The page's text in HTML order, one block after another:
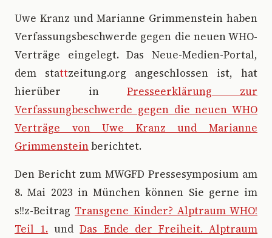
Uwe Kranz und Marianne Grimmenstein haben
Verfassungsbeschwerde gegen die neuen WHO-
Verträge eingelegt. Das Neue-Medien-Portal,
dem stattzeitung.org angeschlossen ist, hat
hierüber in Presseerklärung zur
Verfassungbeschwerde gegen die neuen WHO
Verträge von Uwe Kranz und Marianne
Grimmensteinberichtet.
Den Bericht zum MWGFD Pressesymposium am
8. Mai 2023 in München können Sie gerne im
s!!z-Beitrag Transgene Kinder? Alptraum WHO!
Teil 1. undDas Ende der Freiheit. Alptraum